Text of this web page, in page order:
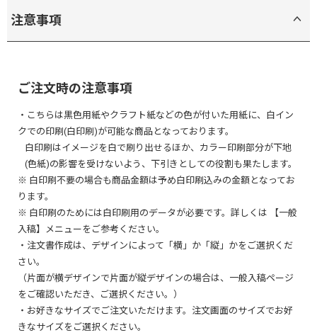
注意事項
ご注文時の注意事項
・こちらは黒色用紙やクラフト紙などの色が付いた用紙に、白イン
クでの印刷(白印刷)が可能な商品となっております。
白印刷はイメージを白で刷り出せるほか、カラー印刷部分が下地
(色紙)の影響を受けないよう、下引きとしての役割も果たします。
※ 白印刷不要の場合も商品金額は予め白印刷込みの金額となってお
ります。
※ 白印刷のためには白印刷用のデータが必要です。詳しくは 【一般
入稿】メニューをご参考ください。
・注文書作成は、デザインによって「横」か「縦」かをご選択くだ
さい。
（片面が横デザインで片面が縦デザインの場合は、一般入稿ページ
をご確認いただき、ご選択ください。）
・お好きなサイズでご注文いただけます。注文画面のサイズでお好
きなサイズをご選択ください。